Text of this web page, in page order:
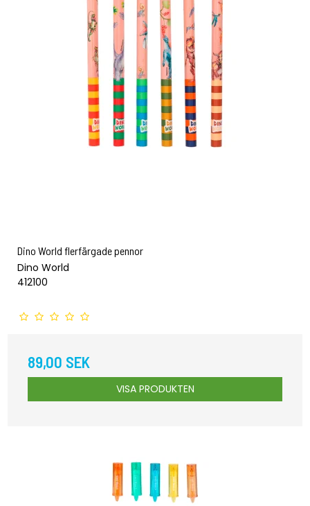
Dino World flerfärgade pennor
Dino World
412100
89,00 SEK
VISA PRODUKTEN